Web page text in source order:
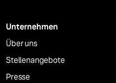
Unternehmen
Über uns
Stellenangebote
Presse